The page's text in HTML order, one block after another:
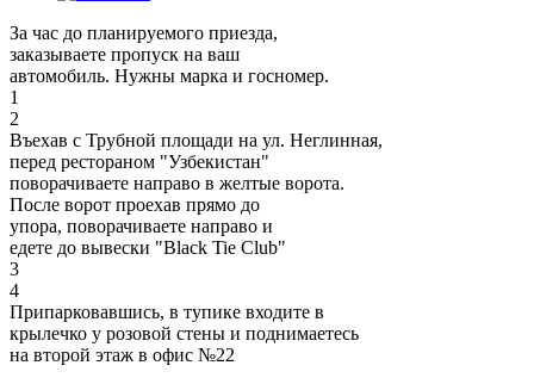
За час до планируемого приезда,
заказываете пропуск на ваш
автомобиль. Нужны марка и госномер.
1
2
Въехав с Трубной площади на ул. Неглинная,
перед рестораном "Узбекистан"
поворачиваете направо в желтые ворота.
После ворот проехав прямо до
упора, поворачиваете направо и
едете до вывески "Black Tie Club"
3
4
Припарковавшись, в тупике входите в
крылечко у розовой стены и поднимаетесь
на второй этаж в офис №22